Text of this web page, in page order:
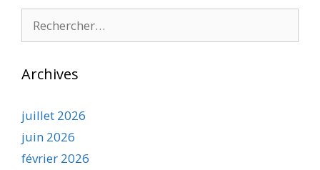
Archives
juillet 2026
juin 2026
février 2026